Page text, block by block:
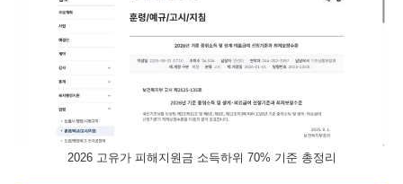
2026 고유가 피해지원금 소득하위 70% 기준 총정리